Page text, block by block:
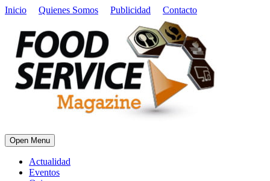
Inicio Quienes Somos Publicidad Contacto
Open Menu
Actualidad
Eventos